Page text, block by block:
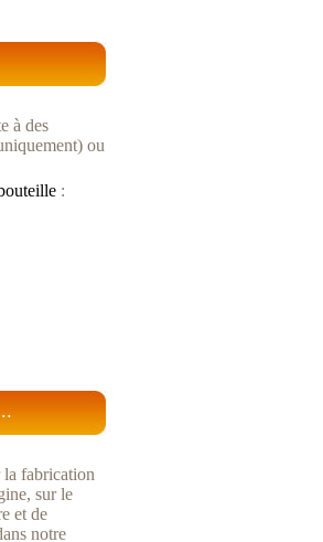
à des
ou
:
fabrication
sur le
et de
notre